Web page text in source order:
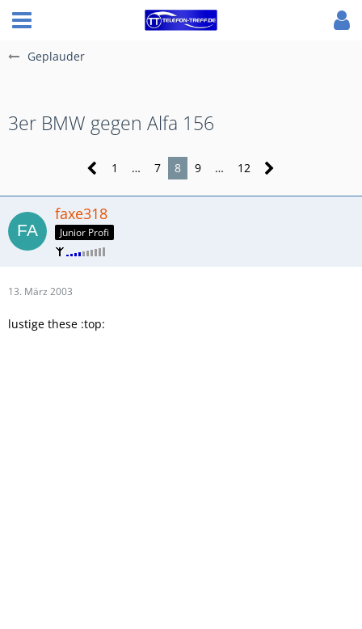
Geplauder
3er BMW gegen Alfa 156
1 … 7 8 9 … 12
faxe318
Junior Profi
13. März 2003
lustige these :top: